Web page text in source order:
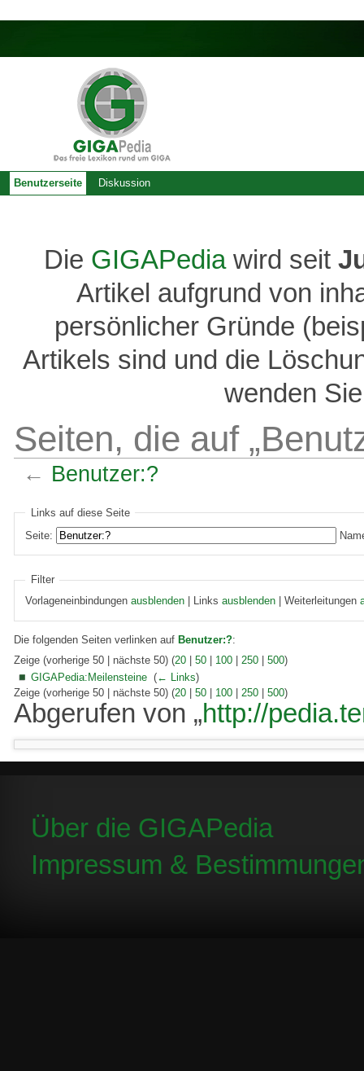
Die GIGAPediawird seit
Artikel aufgrund von
persönlicher Gründe
Artikels sind und die
wenden
Seiten, die auf
← Benutzer:?
Links auf diese Seite
Seite:
Filter
Vorlageneinbindungenausblenden | Linksausblenden | Weiterleitungen
Die folgenden Seiten verlinken auf Benutzer:?:
Zeige (vorherige 50 | nächste 50) (20 50 100 250 500)
GIGAPedia:Meilensteine ‎(← Links)
Zeige (vorherige 50 | nächste 50) (20 50 100 250 500)
Abgerufen von „http://
Benutzerseite Diskussion
Über die GIGAPedia
Impressum &